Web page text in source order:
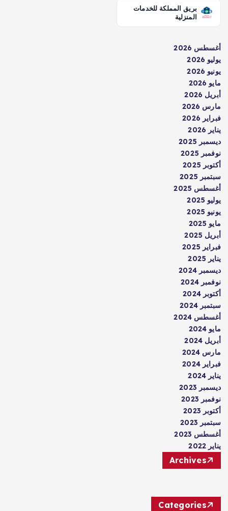
بريق المملكة للخدمات
المنزلية
أغسطس 2026
يوليو 2026
يونيو 2026
مايو 2026
أبريل 2026
مارس 2026
فبراير 2026
يناير 2026
ديسمبر 2025
نوفمبر 2025
أكتوبر 2025
سبتمبر 2025
أغسطس 2025
يوليو 2025
يونيو 2025
مايو 2025
أبريل 2025
فبراير 2025
يناير 2025
ديسمبر 2024
نوفمبر 2024
أكتوبر 2024
سبتمبر 2024
أغسطس 2024
مايو 2024
أبريل 2024
مارس 2024
فبراير 2024
يناير 2024
ديسمبر 2023
نوفمبر 2023
أكتوبر 2023
سبتمبر 2023
أغسطس 2023
يناير 2022
Archives
Categories